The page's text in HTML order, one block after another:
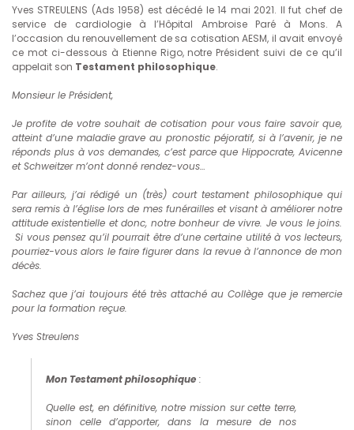
Yves STREULENS (Ads 1958) est décédé le 14 mai 2021. Il fut chef de
service de cardiologie à l’Hôpital Ambroise Paré à Mons. A
l’occasion du renouvellement de sa cotisation AESM, il avait envoyé
ce mot ci-dessous à Etienne Rigo, notre Président suivi de ce qu’il
appelait son Testament philosophique.
Monsieur le Président,
Je profite de votre souhait de cotisation pour vous faire savoir que,
atteint d’une maladie grave au pronostic péjoratif, si à l’avenir, je ne
réponds plus à vos demandes, c’est parce que Hippocrate, Avicenne
et Schweitzer m’ont donné rendez-vous…
Par ailleurs, j’ai rédigé un (très) court testament philosophique qui
sera remis à l’église lors de mes funérailles et visant à améliorer notre
attitude existentielle et donc, notre bonheur de vivre. Je vous le joins.
Si vous pensez qu’il pourrait être d’une certaine utilité à vos lecteurs,
pourriez-vous alors le faire figurer dans la revue à l’annonce de mon
décès.
Sachez que j’ai toujours été très attaché au Collège que je remercie
pour la formation reçue.
Yves Streulens
Mon Testament philosophique :
Quelle est, en définitive, notre mission sur cette terre,
sinon celle d’apporter, dans la mesure de nos